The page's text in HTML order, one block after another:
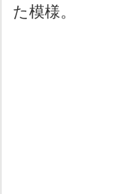
た模様。